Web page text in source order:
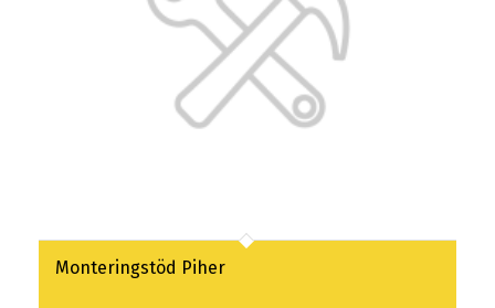
Monteringstöd Piher